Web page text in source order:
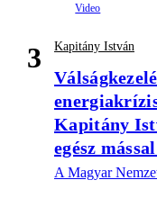
3 Kapitány István
Kapitány
egész
A Magyar